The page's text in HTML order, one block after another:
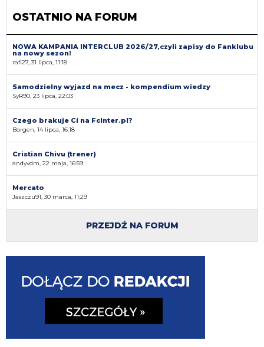
OSTATNIO NA FORUM
NOWA KAMPANIA INTERCLUB 2026/27,czyli zapisy do Fanklubu
na nowy sezon!
rafi27, 31 lipca, 11:18
Samodzielny wyjazd na mecz - kompendium wiedzy
SyR90, 23 lipca, 22:03
Czego brakuje Ci na FcInter.pl?
Borgen, 14 lipca, 16:18
Cristian Chivu (trener)
andyvdm, 22 maja, 16:59
Mercato
Jaszczu91, 30 marca, 11:29
PRZEJDŹ NA FORUM